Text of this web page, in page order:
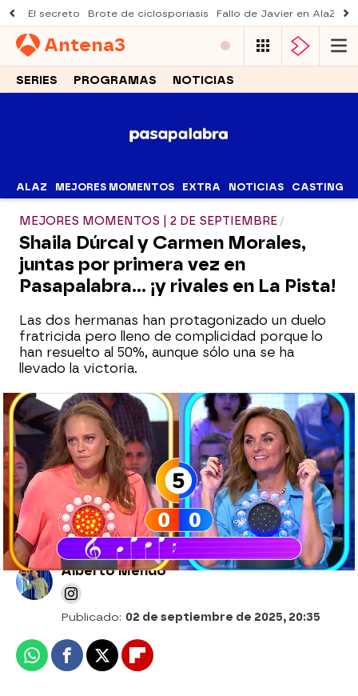
El secreto Brote de ciclosporiasis Fallo de Javier en AlaZ
Antena3
SERIES PROGRAMAS NOTICIAS
ALAZ MEJORES MOMENTOS EXTRA NOTICIAS CASTING
MEJORES MOMENTOS | 2 DE SEPTIEMBRE
Shaila Dúrcal y Carmen Morales,
juntas por primera vez en
Pasapalabra… ¡y rivales en La Pista!
Las dos hermanas han protagonizado un duelo
fratricida pero lleno de complicidad porque lo
han resuelto al 50%, aunque sólo una se ha
llevado la victoria.
Manu se autorregala un Rosco brillante:
¡pone máxima emoción a dos letras del
bote de 2.068.000 euros!
Alberto Mendo
Publicado: 02 de septiembre de 2025, 20:35
WhatsappFacebook
X Flipboard